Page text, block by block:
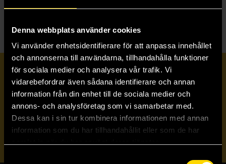
Denna webbplats använder cookies
Vi använder enhetsidentifierare för att anpassa innehållet
och annonserna till användarna, tillhandahålla funktioner
för sociala medier och analysera vår trafik. Vi
vidarebefordrar även sådana identifierare och annan
information från din enhet till de sociala medier och
annons- och analysföretag som vi samarbetar med.
Dessa kan i sin tur kombinera informationen med annan
information som du har tillhandahållit eller som de har
Prenumerera på vårt nyhetsbrev
Veckobrevet
Skicka